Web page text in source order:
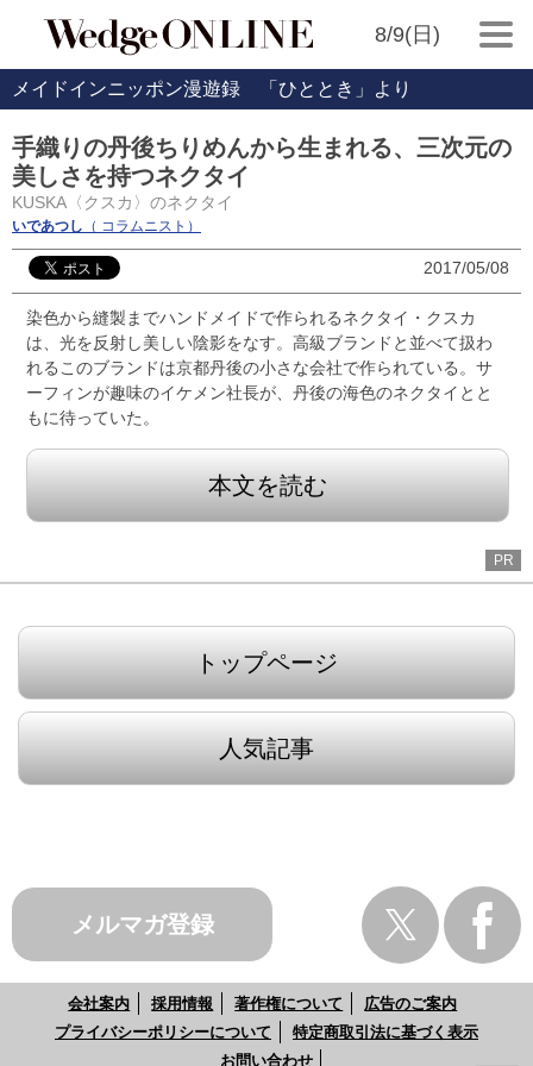
8/9(日)
メイドインニッポン漫遊録 「ひととき」より
手織りの丹後ちりめんから生まれる、三次元の
美しさを持つネクタイ
KUSKA〈クスカ〉のネクタイ
いであつし （ コラムニスト）
2017/05/08
染色から縫製までハンドメイドで作られるネクタイ・クスカ
は、光を反射し美しい陰影をなす。高級ブランドと並べて扱わ
れるこのブランドは京都丹後の小さな会社で作られている。サ
ーフィンが趣味のイケメン社長が、丹後の海色のネクタイとと
もに待っていた。
本文を読む
PR
トップページ
人気記事
メルマガ登録
会社案内 採用情報 著作権について
広告のご案内
プライバシーポリシーについて
特定商取引法に基づく表示
お問い合わせ